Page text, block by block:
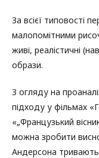
За всієї типовості
малопомітними
живі, реалістичні
образи.
З огляду на
підходу у фільмах
«„Французький
можна зробити
Андерсона